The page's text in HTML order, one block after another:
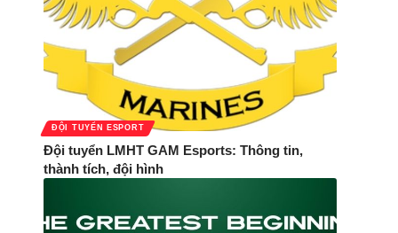
ĐỘI TUYỂN ESPORT
Đội tuyển LMHT GAM Esports: Thông tin,
thành tích, đội hình